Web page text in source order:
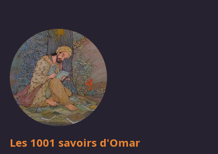
Les 1001 savoirs d'Omar